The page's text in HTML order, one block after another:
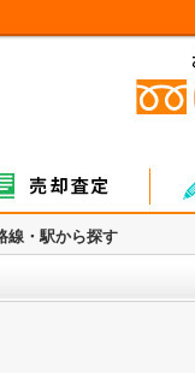
線・駅から探す